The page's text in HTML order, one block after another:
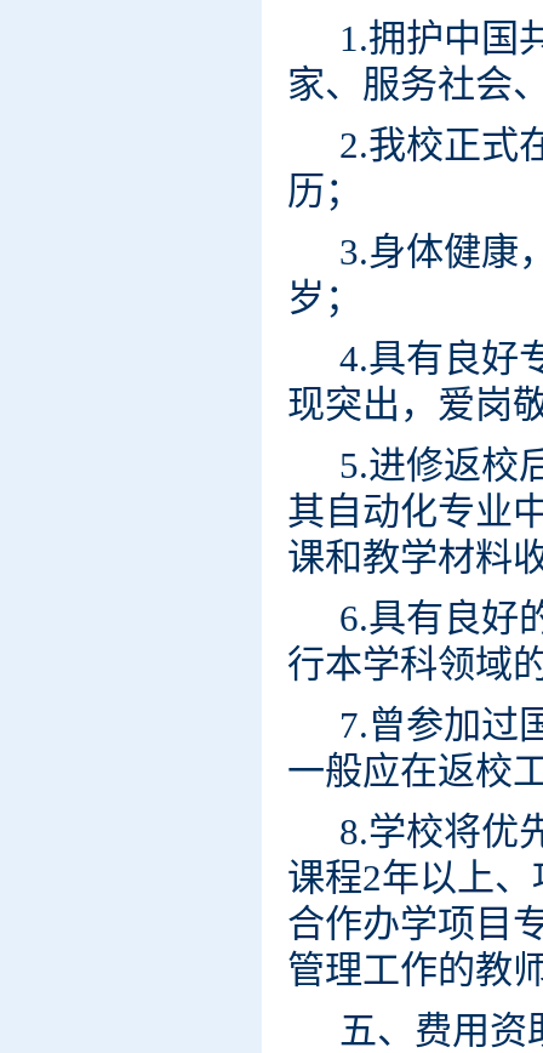
1.拥护中国
家、服务社会
2.我校正式
历；
3.身体健康
岁；
4.具有良好
现突出，爱岗
5.进修返校
其自动化专业
课和教学材料
6.具有良好
行本学科领域
7.曾参加过
一般应在返校
8.学校将优
课程2年以上
合作办学项目
管理工作的教
五、费用资